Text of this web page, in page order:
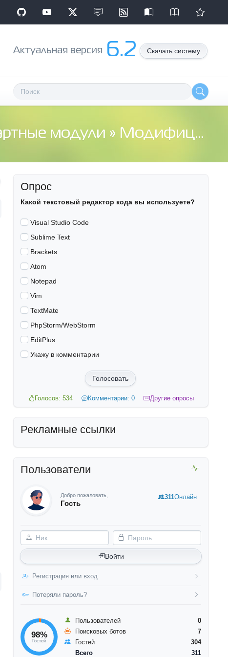
Aктуальная версия 6.2 Скачать систему
модули » Модифицированный модуль Html_Content
Опрос
Какой текстовый редактор кода вы используете?
Visual Studio Code
Sublime Text
Brackets
Atom
Notepad
Vim
TextMate
PhpStorm/WebStorm
EditPlus
Укажу в комментарии
Голосовать
Голосов: 534 Комментарии: 0 Другие опросы
Рекламные ссылки
Пользователи
Добро пожаловать,
Гость
Ник Пароль
Войти
Регистрация или вход
Потеряли пароль?
311Онлайн
98%
Гостей
Пользователей
0
Поисковых ботов
7
Гостей
304
Всего
311